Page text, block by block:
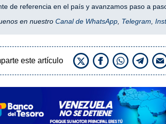
de referencia en el país y avanzamos paso a
en nuestro Canal de WhatsApp, Telegram,
este artículo